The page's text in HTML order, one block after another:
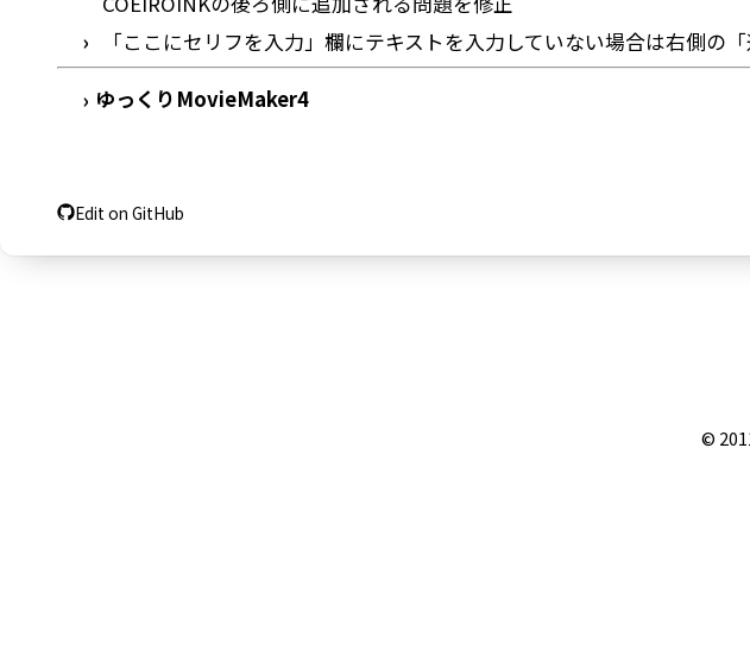
「ここにセリフを入力」欄にテキストを入力していない場合は右側の
› ゆっくりMovieMaker4
Edit on GitHub
©